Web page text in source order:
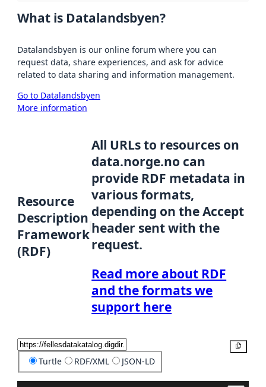
What is Datalandsbyen?
Datalandsbyen is our online forum where you can
request data, share experiences, and ask for advice
related to data sharing and information management.
Go to Datalandsbyen
More information
Resource
Description
Framework
(RDF)
All URLs to resources on
data.norge.no can
provide RDF metadata in
various formats,
depending on the Accept
header sent with the
request.
Read more about RDF
and the formats we
support here
Turtle RDF/XML JSON-LD